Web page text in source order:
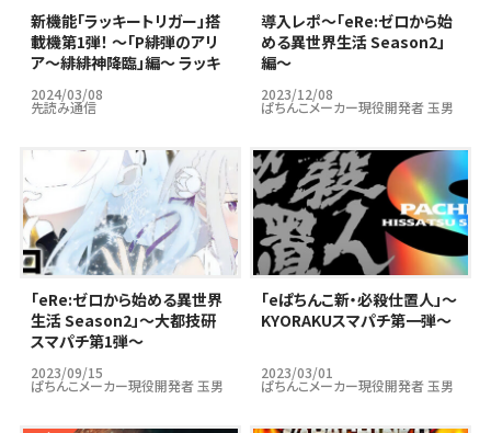
新機能「ラッキートリガー」搭
載機第1弾！ ～「P緋弾のアリ
ア～緋緋神降臨」編～ ラッキ
ートリガーはパチンコ市場の
救世主となりうるのか…？
2024/03/08
先読み通信
導入レポ～｢eRe:ゼロから始
める異世界生活 Season2」
編～
2023/12/08
ぱちんこメーカー現役開発者 玉男
｢eRe:ゼロから始める異世界
生活 Season2」～大都技研
スマパチ第1弾～
2023/09/15
ぱちんこメーカー現役開発者 玉男
｢eぱちんこ新・必殺仕置人」～
KYORAKUスマパチ第一弾～
2023/03/01
ぱちんこメーカー現役開発者 玉男